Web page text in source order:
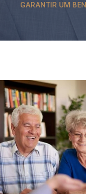
GARANTIR UM